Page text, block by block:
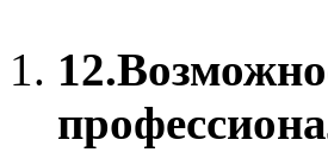
12.